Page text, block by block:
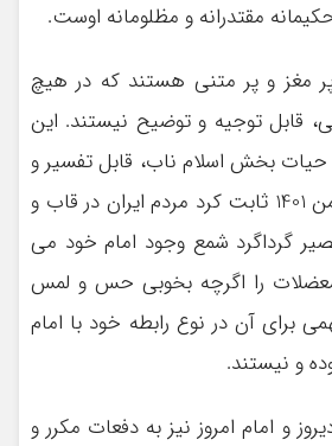
مقتدرانه و مظلومانه اوست.
مغز و پر متنی هستند که در هیچ
قابل توجیه و توضیح نیستند. این
حیات بخش اسلام ناب، قابل تفسیر و
تبیین هستند. 22 بهمن 1401 ثابت کرد مردم ایران در قاب و
گرداگرد شمع وجود امام خود می
را اگرچه بخوبی حس و لمس
برای آن در نوع رابطه خود با امام
و نیستند.
و امام امروز نیز به دفعات مکرر و